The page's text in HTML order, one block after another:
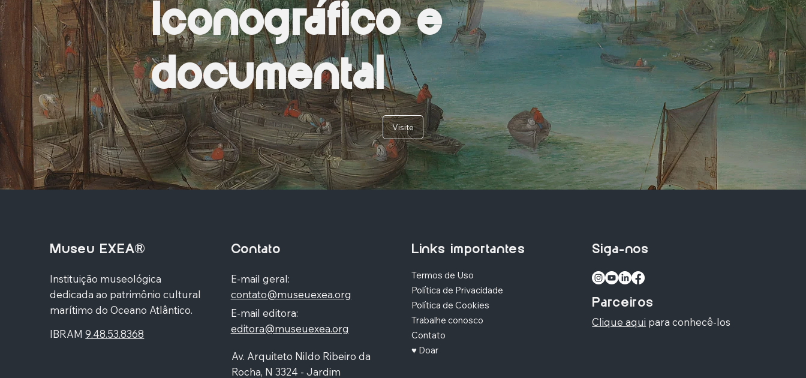
Iconográfico e
documental
Visite
Museu EXEA®
Instituição museológica
dedicada ao patrimônio cultural
marítimo do Oceano Atlântico.
IBRAM9.48.53.8368
Contato
E-mail geral:
contato@museuexea.org
E-mail editora:
editora@museuexea.org
Av. Arquiteto Nildo Ribeiro da
Rocha, N 3324 - Jardim
Links importantes
Termos de Uso
Política de Privacidade
Política de Cookies
Trabalhe conosco
Contato
♥ Doar
Siga-nos
Parceiros
Clique aqui para conhecê-los